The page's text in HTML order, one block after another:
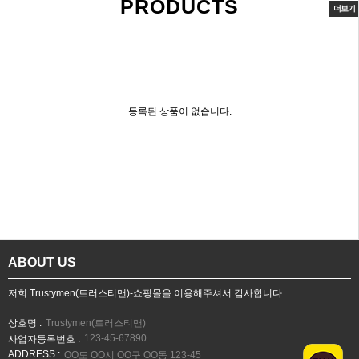
PRODUCTS 더보기
등록된 상품이 없습니다.
ABOUT US
저희 Trustymen(트러스티맨)-쇼핑몰을 이용해주셔서 감사합니다.
상호명 : Trustymen(트러스티맨)
사업자등록번호 : 123-45-67890
ADDRESS : OO도 OO시 OO구 OO동 123-45